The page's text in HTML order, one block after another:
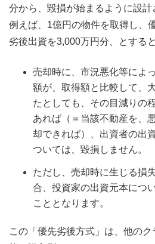
分から、毀損が始まるように設計
例えば、1億円の物件を取得し、
劣後出資を3,000万円分、とすると
売却時に、市況悪化等によ
額が、取得額と比較して、
たとしても、その目減りの
あれば（＝当該不動産を、
却できれば）、出資者の出
ついては、毀損しません。
ただし、売却時に生じる損
合、投資家の出資元本につ
こととなります。
この「優先劣後方式」は、他の